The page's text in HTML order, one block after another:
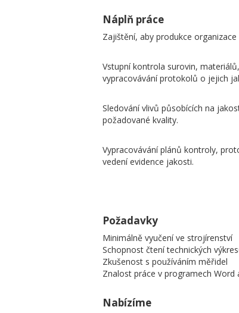
Náplň práce
Zajištění, aby produkce
Vstupní kontrola surovin,
vypracovávání protokolů o jejich
Sledování vlivů působících na
požadované kvality.
Vypracovávání plánů kontroly,
vedení evidence jakosti.
Požadavky
Minimálně vyučení ve strojírenství
Schopnost čtení technických
Zkušenost s používáním měřidel
Znalost práce v programech Word
Nabízíme